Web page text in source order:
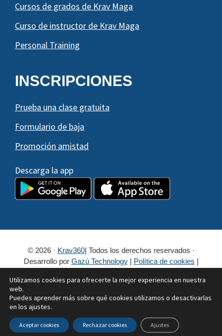
Cursos de grados de Krav Maga
Curso de instructor de Krav Maga
Personal Training
INSCRIPCIONES
Prueba una clase gratuita
Formulario de baja
Promoción amistad
Descarga la app
© 2026 · Krav360| Todos los derechos reservados ·
Desarrollo por Gazú Technology| Política de cookies |
Seminario de Iniciación a la Defensa Personal
Shooting & Militar Camp
Israel Training
Utilizamos cookies para ofrecerte la mejor experiencia en nuestra
web.
Puedes aprender más sobre qué cookies utilizamos o desactivarlas
en los ajustes.
Aceptar cookies Rechazar cookies Ajustes